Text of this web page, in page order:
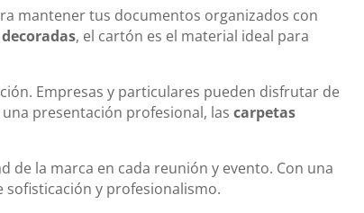
mantener tus documentos organizados con
decoradas, el cartón es el material ideal para
Empresas y particulares pueden disfrutar de
presentación profesional, las carpetas
de la marca en cada reunión y evento. Con una
sofisticación y profesionalismo.